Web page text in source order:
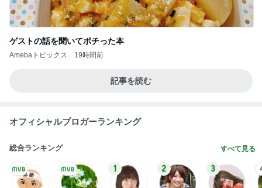
ゲストの話を聞いてポチった本
Amebaトピックス 19時間前
記事を読む
オフィシャルブロガーランキング
総合ランキング すべて見る
1 2 3